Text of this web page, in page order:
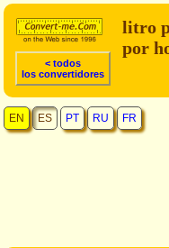
< todos
los convertidores
litro
por
EN ES PT RU FR